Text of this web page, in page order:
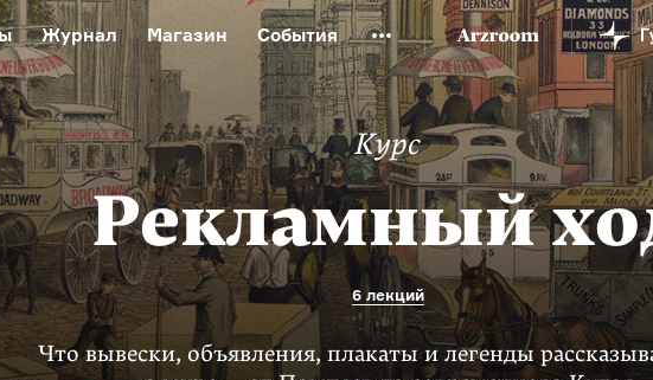
Журнал Магазин События
Еврейский музей Новая Третьяковка Онлайн-университет
русской культуры
Русский язык от «гой еси» до «лол кек»
Русское искусство XX века
Русская литература XX века
Курс
Рекламный
6 лекций
Что вывески, объявления, плакаты и легенды